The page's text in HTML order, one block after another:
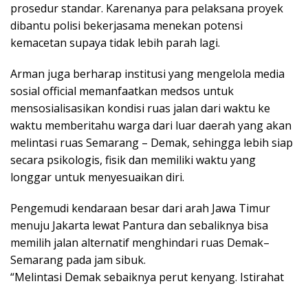
prosedur standar. Karenanya para pelaksana proyek
dibantu polisi bekerjasama menekan potensi
kemacetan supaya tidak lebih parah lagi.
Arman juga berharap institusi yang mengelola media
sosial official memanfaatkan medsos untuk
mensosialisasikan kondisi ruas jalan dari waktu ke
waktu memberitahu warga dari luar daerah yang akan
melintasi ruas Semarang – Demak, sehingga lebih siap
secara psikologis, fisik dan memiliki waktu yang
longgar untuk menyesuaikan diri.
Pengemudi kendaraan besar dari arah Jawa Timur
menuju Jakarta lewat Pantura dan sebaliknya bisa
memilih jalan alternatif menghindari ruas Demak–
Semarang pada jam sibuk.
“Melintasi Demak sebaiknya perut kenyang. Istirahat